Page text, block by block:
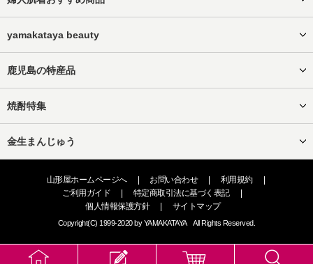
yamakataya beauty
鹿児島の特産品
焼酎特集
金生まんじゅう
山形屋ホームページへ お問い合わせ 利用規約
ご利用ガイド
特定商取引法に基づく表記
個人情報保護方針
サイトマップ
Copyright(C) 1999-2020 by YAMAKATAYA All Rights Reserved.